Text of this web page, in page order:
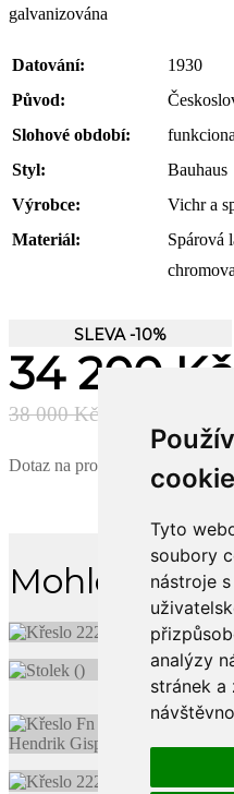
Tyto
soubory
nástroje
analýzy
stránek a
galvanizována
Datování:
1930
Původ:
Slohové období:
Styl:
Bauhaus
Výrobce:
Vichr a
Materiál:
Spárová
SLEVA -10%
34 200 Kč
38 000 Kč
Dotaz na produkt
Mohlo by se